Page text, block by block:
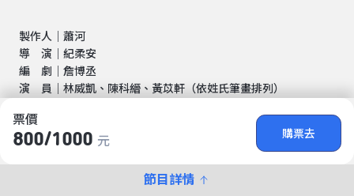
票價
800/​1000 元
購票去
節目詳情
製作人｜蕭河
導 演｜紀柔安
編 劇｜詹博丞
演 員｜林威凱、陳科縉、黃苡軒（依姓氏筆畫排列）